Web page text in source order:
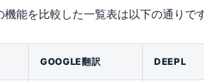
機能を比較した一覧表は以下の通りで
GOOGLE翻訳 DEEPL